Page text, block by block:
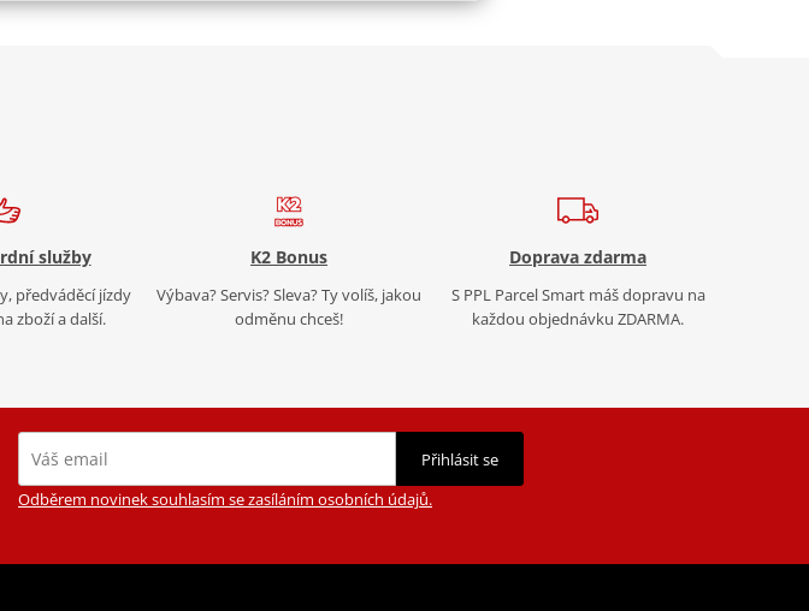
služby
předváděcí jízdy
zboží a další.
K2 Bonus
Výbava? Servis? Sleva? Ty volíš, jakou
odměnu chceš!
Doprava zdarma
S PPL Parcel Smart máš dopravu na
každou objednávku ZDARMA.
Přihlásit se
Odběrem novinek souhlasím se zasíláním osobních údajů.